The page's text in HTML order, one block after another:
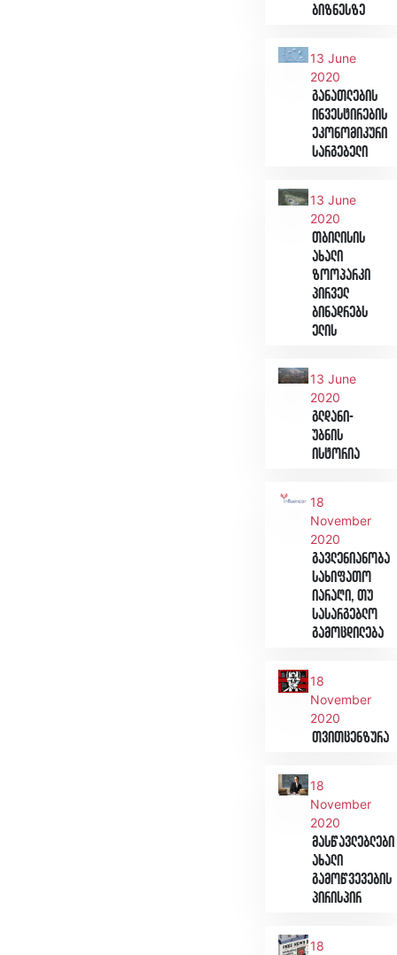
ბიზნესზე
13 June
2020
განათლების
ინვესტირების
ეკონომიკური
სარგებელი
13 June
2020
თბილისის
ახალი
ზოოპარკი
პირველ
ბინადრებს
ელის
13 June
2020
გლდანი-
უბნის
ისტორია
18
November
2020
გავლენიანობა
სახიფათო
იარაღი, თუ
სასარგებლო
გამოცდილება
18
November
2020
თვითცენზურა
18
November
2020
მასწავლებლები
ახალი
გამოწვევების
პირისპირ
18